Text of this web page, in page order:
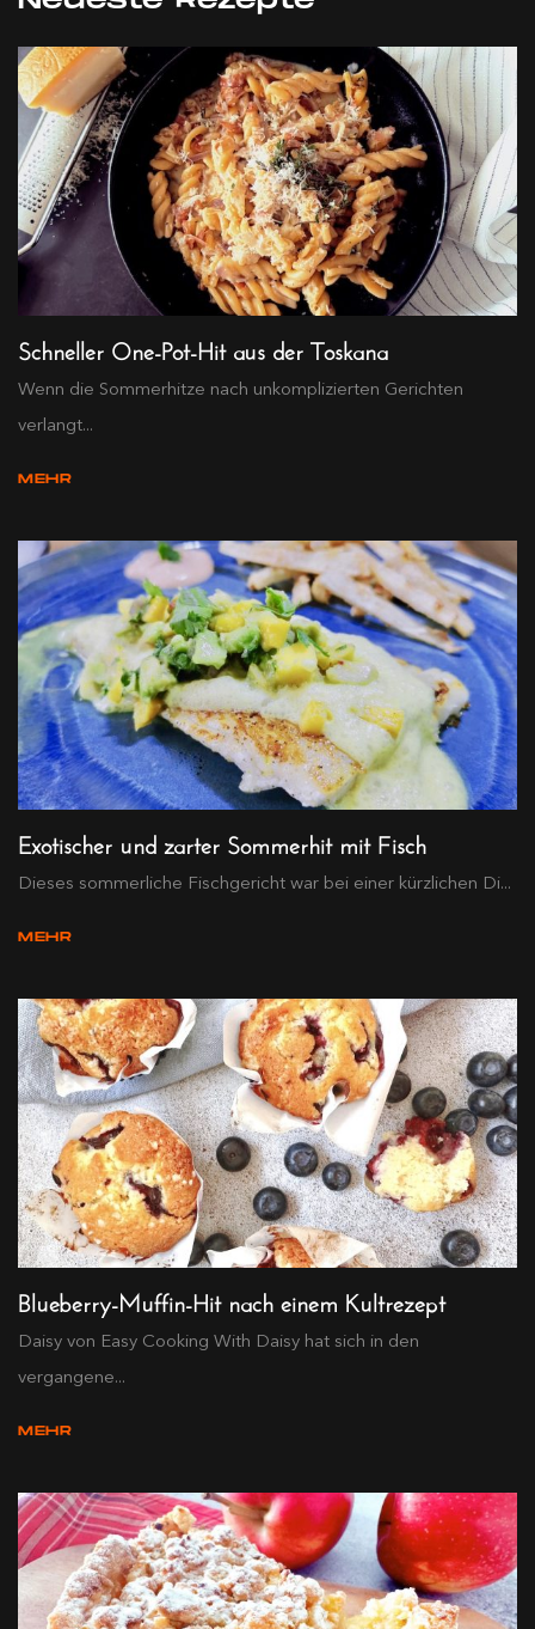
Schneller One-Pot-Hit aus der Toskana
Wenn die Sommerhitze nach unkomplizierten Gerichten
verlangt...
MEHR
Exotischer und zarter Sommerhit mit Fisch
Dieses sommerliche Fischgericht war bei einer kürzlichen Di...
MEHR
Blueberry-Muffin-Hit nach einem Kultrezept
Daisy von Easy Cooking With Daisy hat sich in den
vergangene...
MEHR